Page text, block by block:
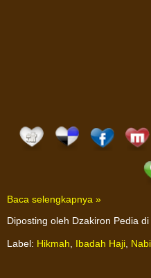
Baca selengkapnya »
Diposting oleh Dzakiron Pedia di
Label: Hikmah, Ibadah Haji,